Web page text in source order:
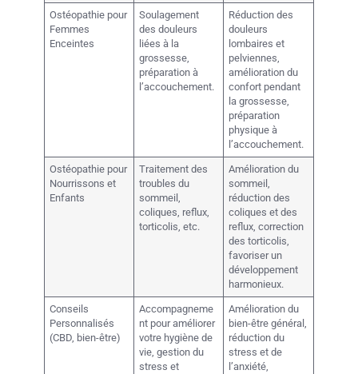
Ostéopathie pour
Femmes
Enceintes
Soulagement
des douleurs
liées à la
grossesse,
préparation à
l’accouchement.
Réduction des
douleurs
lombaires et
pelviennes,
amélioration du
confort pendant
la grossesse,
préparation
physique à
l’accouchement.
Ostéopathie pour
Nourrissons et
Enfants
Traitement des
troubles du
sommeil,
coliques, reflux,
torticolis, etc.
Amélioration du
sommeil,
réduction des
coliques et des
reflux, correction
des torticolis,
favoriser un
développement
harmonieux.
Conseils
Personnalisés
(CBD, bien-être)
Accompagneme
nt pour améliorer
votre hygiène de
vie, gestion du
stress et
Amélioration du
bien-être général,
réduction du
stress et de
l’anxiété,